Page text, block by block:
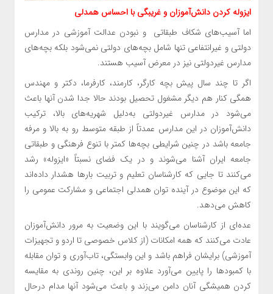
ایزوله کردن دانش‌آموزان و غریبگی با احساس همدلی
اما آسیب‌های شکاف طبقاتی و نبودن عدالت آموزشی در مدارس
دولتی و غیرانتفاعی تنها شامل بچه‌های دولتی نمی‌شود بلکه بچه‌های
مدارس غیردولتی نیز در معرض آسیب هستند.
اگر تا چند سال پیش بچه کارگر، کارمند، کارفرما، دکتر و مهندس
همگی کنار هم دیگر مشغول تحصیل بودند حالا جدا شدن آنها باعث
می‌شود در مدارس غیردولتی به‌دلیل شهریه‌های بالا، ترکیب
دانش‌آموزان در این مدارس عمدتاً از طبقه متوسط رو به بالا و مرفه
جامعه باشد در چنین شرایطی بچه‌ها کمتر با تنوع فرهنگی و طبقاتی
جامعه ایران آشنا می‌شوند و در یک فضای نسبتاً «ایزوله» رشد
می‌کنند تا جایی که کارشناسان تعلیم و تربیت بارها هشدار داده‌اند
که این موضوع در آینده توان همدلی اجتماعی و مشارکت عمومی را
کاهش می‌دهد.
عده‌ای از کارشناسان می‌گویند با این وضعیت به مرور دانش‌آموزان
عادت می‌کنند که همه امکانات (از کلاس خصوصی تا اردو و تجهیزات
آموزشی) برایشان فراهم باشد و این وابستگی، تاب‌آوری و توان مقابله
با کمبودها را پایین می‌آورد علاوه بر این، چنین روندی به مقایسه
کردن همیشگی آنان دامن می‌زند و باعث می‌شود آنها مدام درحال